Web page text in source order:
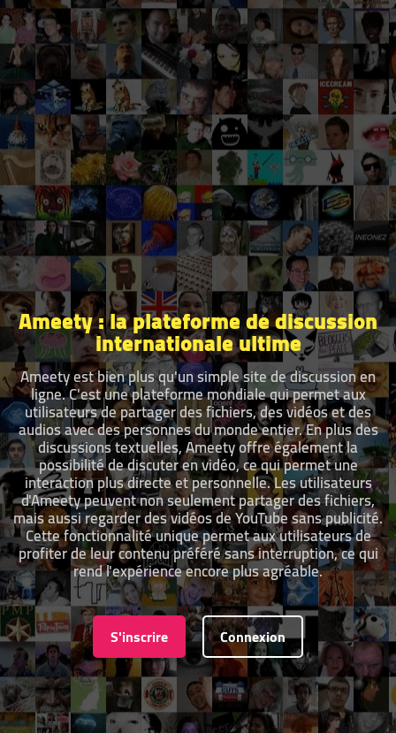
Ameety : la plateforme de discussion
internationale ultime
Ameety est bien plus qu'un simple site de discussion en
ligne. C'est une plateforme mondiale qui permet aux
utilisateurs de partager des fichiers, des vidéos et des
audios avec des personnes du monde entier. En plus des
discussions textuelles, Ameety offre également la
possibilité de discuter en vidéo, ce qui permet une
interaction plus directe et personnelle. Les utilisateurs
d'Ameety peuvent non seulement partager des fichiers,
mais aussi regarder des vidéos de YouTube sans publicité.
Cette fonctionnalité unique permet aux utilisateurs de
profiter de leur contenu préféré sans interruption, ce qui
rend l'expérience encore plus agréable.
S'inscrire Connexion